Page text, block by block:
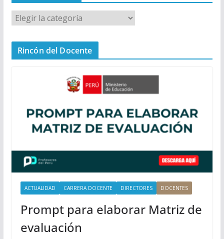
M
e
n
a
Rincón del Docente
ACTUALIDAD CARRERA DOCENTE DIRECTORES DOCENTES
Prompt para elaborar Matriz de
evaluación